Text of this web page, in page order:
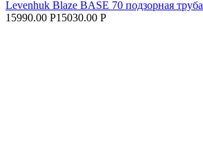
Levenhuk Blaze BASE 70 подзорная труба
15990.00 Р15030.00 Р